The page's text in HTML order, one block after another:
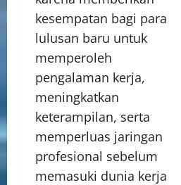
kesempatan bagi para
lulusan baru untuk
memperoleh
pengalaman kerja,
meningkatkan
keterampilan, serta
memperluas jaringan
profesional sebelum
memasuki dunia kerja